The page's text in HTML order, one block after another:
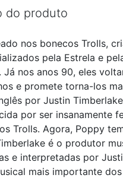
do produto
nos bonecos Trolls,
pela Estrela e
Já nos anos 90, eles
e promete torna-los
por Justin
por ser insanamente
Trolls. Agora, Poppy
é o produtor
e interpretadas por
mais importante